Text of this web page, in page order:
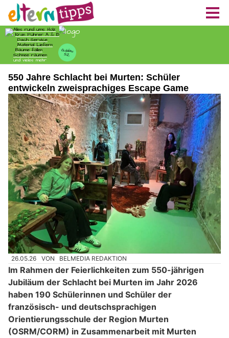
550 Jahre Schlacht bei Murten: Schüler
entwickeln zweisprachiges Escape Game
26.05.26 VON BELMEDIA REDAKTION
Im Rahmen der Feierlichkeiten zum 550-jährigen
Jubiläum der Schlacht bei Murten im Jahr 2026
haben 190 Schülerinnen und Schüler der
französisch- und deutschsprachigen
Orientierungsschule der Region Murten
(OSRM/CORM) in Zusammenarbeit mit Murten